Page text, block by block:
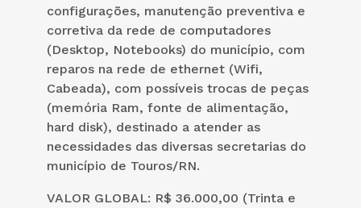
configurações, manutenção preventiva e
corretiva da rede de computadores
(Desktop, Notebooks) do município, com
reparos na rede de ethernet (Wifi,
Cabeada), com possíveis trocas de peças
(memória Ram, fonte de alimentação,
hard disk), destinado a atender as
necessidades das diversas secretarias do
município de Touros/RN.
VALOR GLOBAL: R$ 36.000,00 (Trinta e